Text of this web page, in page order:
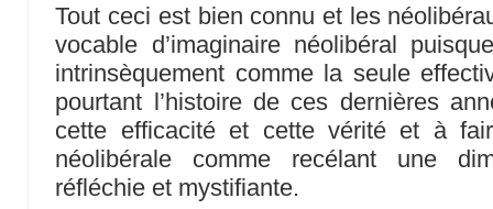
Tout ceci est bien connu et les
vocable d’imaginaire néolibéral
intrinsèquement comme la seule
pourtant l’histoire de ces dernières
cette efficacité et cette vérité et à
néolibérale comme recélant une
réfléchie et mystifiante.